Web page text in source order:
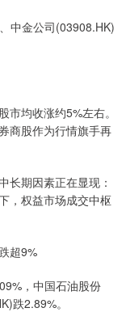
中金公司(03908.HK)
均收涨约5%左右。
商股作为行情旗手再
期因素正在显现：
，权益市场成交中枢
超9%
，中国石油股份
跌2.89%。